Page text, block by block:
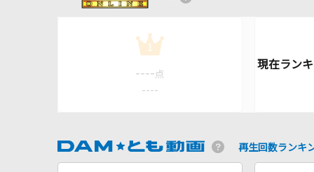
1
---- 点
----
再生回数ランキ